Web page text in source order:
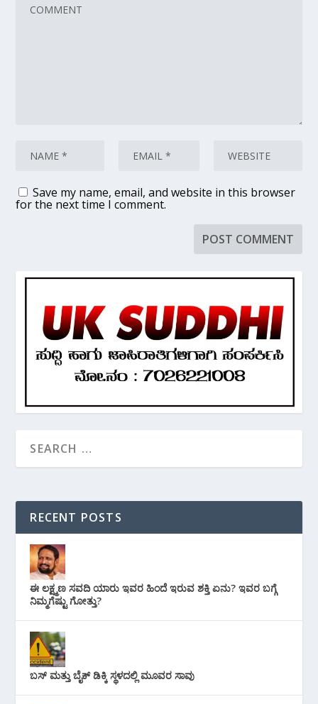
Save my name, email, and website in this browser
for the next time I comment.
RECENT POSTS
ಈ ಲಕ್ಷ್ಮಣ ಸವದಿ ಯಾರು ಇವರ ಹಿಂದೆ ಇರುವ ಶಕ್ತಿ ಏನು? ಇವರ ಬಗ್ಗೆ
ನಿಮ್ಮಗೆಷ್ಟು ಗೋತ್ತು?
ಬಸ್ ಮತ್ತು ಬೈಕ್ ಡಿಕ್ಕಿ ಸ್ಥಳದಲ್ಲಿ ಮೂವರ ಸಾವು